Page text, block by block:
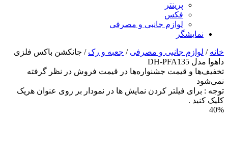
پرینتر
فکس
لوازم جانبی و مصرفی
نمایشگر
خانه / لوازم جانبی و مصرفی / جعبه و رک / جانکشن باکس فلزی
داهوا مدل DH-PFA135
تخفیف‌ها و قیمت جشنواره‌ها در قیمت فروش در نظر گرفته
نمی‌شود
توجه : برای فیلتر کردن نمایش ها در نمودار بر روی عنوان هریک
کلیک کنید .
40%